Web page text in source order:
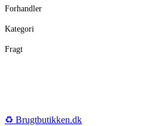
Forhandler
Kategori
Fragt
♻️ Brugtbutikken.dk